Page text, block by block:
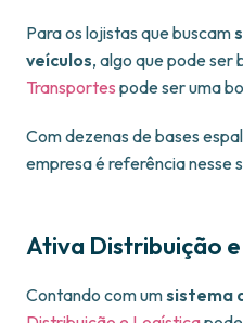
Para os lojistas que buscam
veículos, algo que pode ser
Transportes pode ser uma
Com dezenas de bases
empresa é referência nesse
Ativa Distribuição
Contando com umsistema